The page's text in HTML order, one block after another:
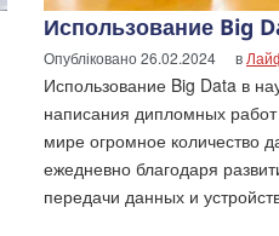
Использование Big
Опубліковано26.02.2024 в
Использование Big Data в
написания дипломных
мире огромное количество
ежедневно благодаря
передачи данных и